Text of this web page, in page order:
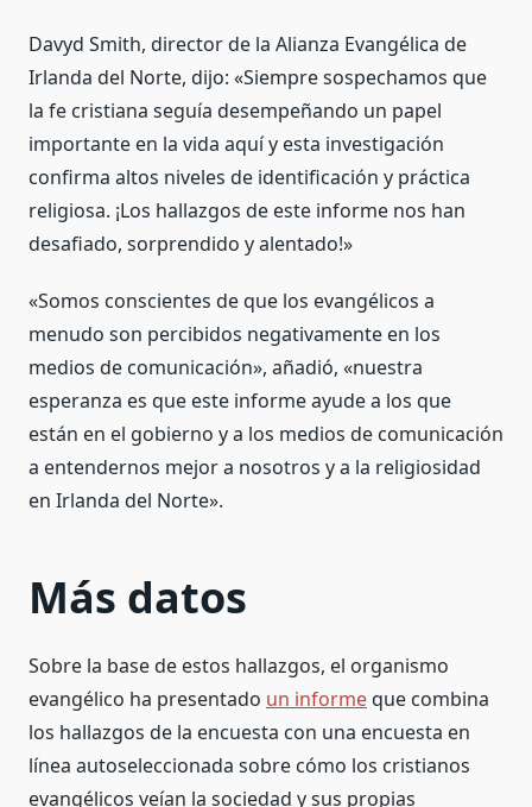
Davyd Smith, director de la Alianza Evangélica de
Irlanda del Norte, dijo: «Siempre sospechamos que
la fe cristiana seguía desempeñando un papel
importante en la vida aquí y esta investigación
confirma altos niveles de identificación y práctica
religiosa. ¡Los hallazgos de este informe nos han
desafiado, sorprendido y alentado!»
«Somos conscientes de que los evangélicos a
menudo son percibidos negativamente en los
medios de comunicación», añadió, «nuestra
esperanza es que este informe ayude a los que
están en el gobierno y a los medios de comunicación
a entendernos mejor a nosotros y a la religiosidad
en Irlanda del Norte».
Más datos
Sobre la base de estos hallazgos, el organismo
evangélico ha presentado un informeque combina
los hallazgos de la encuesta con una encuesta en
línea autoseleccionada sobre cómo los cristianos
evangélicos veían la sociedad y sus propias